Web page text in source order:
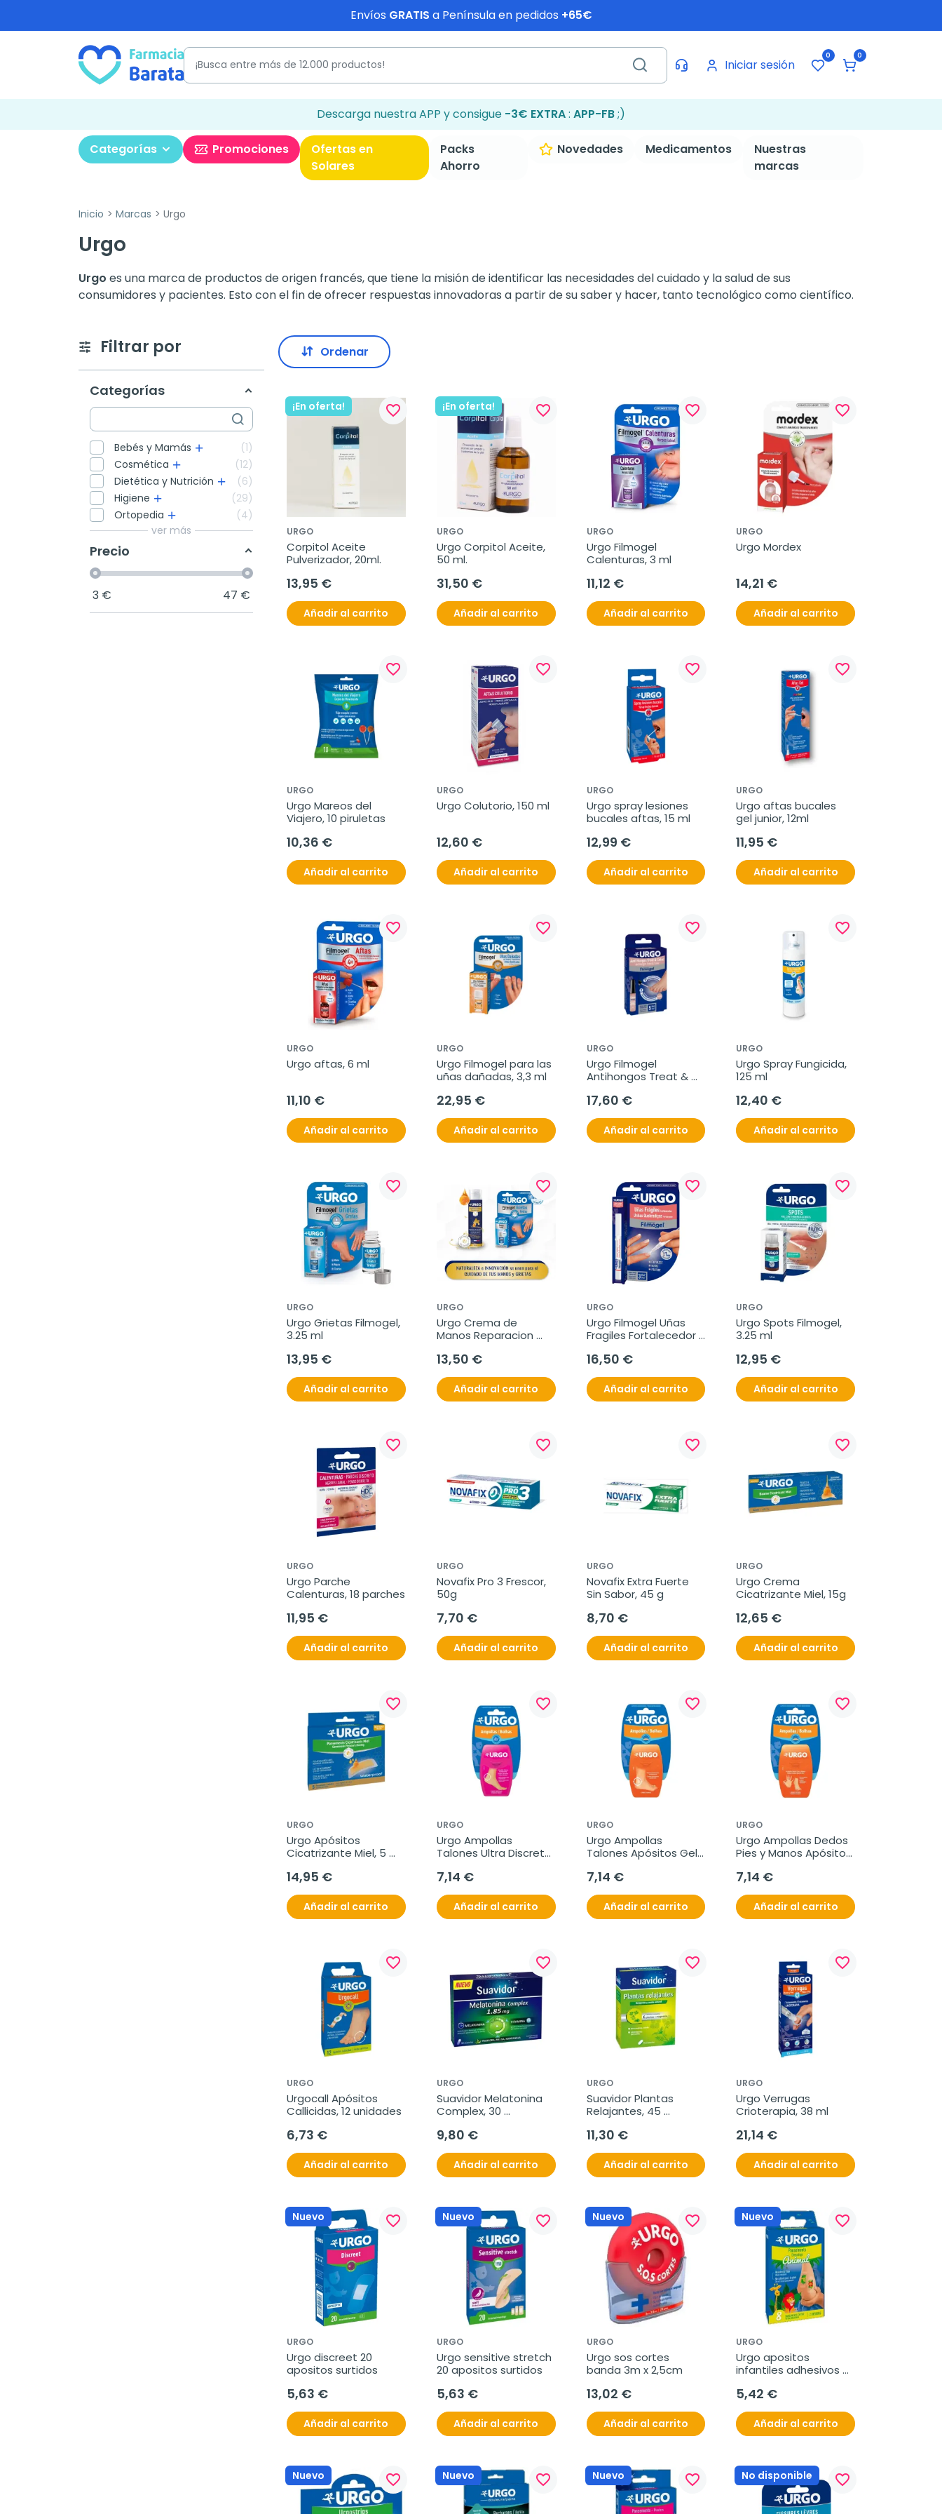
Envíos GRATIS a Península en pedidos +65€
Iniciar sesión
0 0
Descarga nuestra APP y consigue -3€ EXTRA: APP-FB;)
Categorías Promociones
Ofertas en
Solares
Packs
Ahorro
Novedades Medicamentos
Nuestras
marcas
Inicio Marcas Urgo
Urgo
Urgo es una marca de productos de origen francés, que tiene la misión de identificar las necesidades del cuidado y la salud de sus
consumidores y pacientes. Esto con el fin de ofrecer respuestas innovadoras a partir de su saber y hacer, tanto tecnológico como científico.
Filtrar por
Categorías
Bebés y Mamás
1
Cosmética
12
Dietética y Nutrición
6
Higiene
29
Ortopedia
4
ver más
Precio
3 € 47 €
Ordenar
¡En oferta! favorite_border
URGO
Corpitol Aceite
Pulverizador, 20ml.
13,95 €
Añadir al carrito
¡En oferta! favorite_border
URGO
Urgo Corpitol Aceite,
50 ml.
31,50 €
Añadir al carrito
favorite_border
URGO
Urgo Filmogel
Calenturas, 3 ml
11,12 €
Añadir al carrito
favorite_border
URGO
Urgo Mordex
14,21 €
Añadir al carrito
favorite_border
URGO
Urgo Mareos del
Viajero, 10 piruletas
10,36 €
Añadir al carrito
favorite_border
URGO
Urgo Colutorio, 150 ml
12,60 €
Añadir al carrito
favorite_border
URGO
Urgo spray lesiones
bucales aftas, 15 ml
12,99 €
Añadir al carrito
favorite_border
URGO
Urgo aftas bucales
gel junior, 12ml
11,95 €
Añadir al carrito
favorite_border
URGO
Urgo aftas, 6 ml
11,10 €
Añadir al carrito
favorite_border
URGO
Urgo Filmogel para las
uñas dañadas, 3,3 ml
22,95 €
Añadir al carrito
favorite_border
URGO
Urgo Filmogel
Antihongos Treat &
17,60 €
Añadir al carrito
favorite_border
URGO
Urgo Spray Fungicida,
125 ml
12,40 €
Añadir al carrito
favorite_border
URGO
Urgo Grietas Filmogel,
3.25 ml
13,95 €
Añadir al carrito
favorite_border
URGO
Urgo Crema de
Manos Reparacion
13,50 €
Añadir al carrito
favorite_border
URGO
Urgo Filmogel Uñas
Fragiles Fortalecedor
16,50 €
Añadir al carrito
favorite_border
URGO
Urgo Spots Filmogel,
3.25 ml
12,95 €
Añadir al carrito
favorite_border
URGO
Urgo Parche
Calenturas, 18 parches
11,95 €
Añadir al carrito
favorite_border
URGO
Novafix Pro 3 Frescor,
50g
7,70 €
Añadir al carrito
favorite_border
URGO
Novafix Extra Fuerte
Sin Sabor, 45 g
8,70 €
Añadir al carrito
favorite_border
URGO
Urgo Crema
Cicatrizante Miel, 15g
12,65 €
Añadir al carrito
favorite_border
URGO
Urgo Apósitos
Cicatrizante Miel, 5
14,95 €
Añadir al carrito
favorite_border
URGO
Urgo Ampollas
Talones Ultra Discreto
unidades
7,14 €
Añadir al carrito
favorite_border
URGO
Urgo Ampollas
Talones Apósitos Gel,
7,14 €
Añadir al carrito
favorite_border
URGO
Urgo Ampollas Dedos
Pies y Manos Apósitos
7,14 €
Añadir al carrito
favorite_border
URGO
Urgocall Apósitos
Callicidas, 12 unidades
6,73 €
Añadir al carrito
favorite_border
URGO
Suavidor Melatonina
Complex, 30
9,80 €
Añadir al carrito
favorite_border
URGO
Suavidor Plantas
Relajantes, 45
11,30 €
Añadir al carrito
favorite_border
URGO
Urgo Verrugas
Crioterapia, 38 ml
21,14 €
Añadir al carrito
Nuevo favorite_border
URGO
Urgo discreet 20
apositos surtidos
5,63 €
Añadir al carrito
Nuevo favorite_border
URGO
Urgo sensitive stretch
20 apositos surtidos
5,63 €
Añadir al carrito
Nuevo favorite_border
URGO
Urgo sos cortes
banda 3m x 2,5cm
13,02 €
Añadir al carrito
Nuevo favorite_border
URGO
Urgo apositos
infantiles adhesivos
5,42 €
Añadir al carrito
Nuevo favorite_border Nuevo favorite_border Nuevo favorite_border No disponible favorite_border